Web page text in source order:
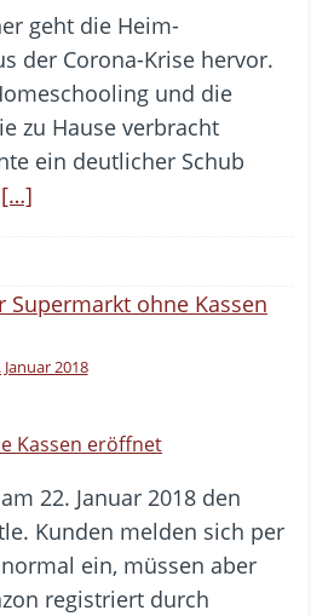
geht die Heim-
der Corona-Krise hervor.
und die
zu Hause verbracht
ein deutlicher Schub
[…]
Januar 2018
Kassen eröffnet
22. Januar 2018 den
Kunden melden sich per
ein, müssen aber
registriert durch